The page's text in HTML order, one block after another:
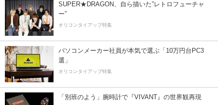
SUPER★DRAGON、自ら描いた”レトロフューチャ
ー”
オリコンタイアップ特集
パソコンメーカー社員が本気で選ぶ「10万円台PC3
選」
オリコンタイアップ特集
「別班のよう」腕時計で『VIVANT』の世界観再現